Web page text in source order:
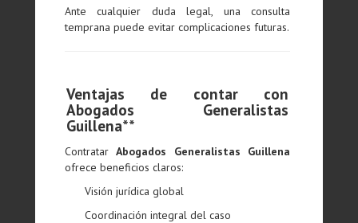
Ante cualquier duda legal, una consulta
temprana puede evitar complicaciones futuras.
Ventajas de contar con
Abogados Generalistas
Guillena**
ContratarAbogados Generalistas Guillena
ofrece beneficios claros:
Visión jurídica global
Coordinación integral del caso